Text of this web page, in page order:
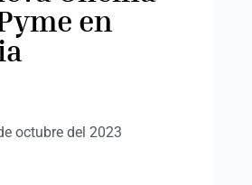
en
octubre del 2023